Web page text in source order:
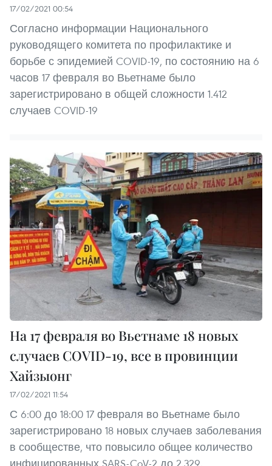
17/02/2021 00:54
Согласно информации Национального
руководящего комитета по профилактике и
борьбе с эпидемией COVID-19, по состоянию на 6
часов 17 февраля во Вьетнаме было
зарегистрировано в общей сложности 1.412
случаев COVID-19
На 17 февраля во Вьетнаме 18 новых
случаев COVID-19, все в провинции
Хайзыонг
17/02/2021 11:54
С 6:00 до 18:00 17 февраля во Вьетнаме было
зарегистрировано 18 новых случаев заболевания
в сообществе, что повысило общее количество